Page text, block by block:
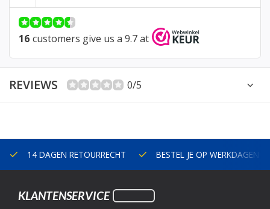
16 customers give us a 9.7 at
REVIEWS 0/5
14 DAGEN RETOURRECHT BESTEL JE OP WERKDAGEN
KLANTENSERVICE